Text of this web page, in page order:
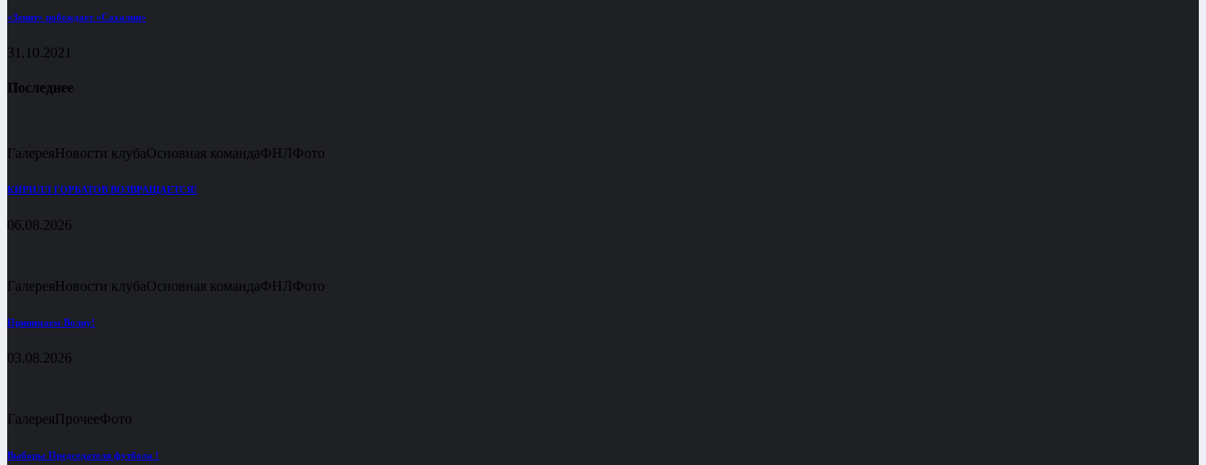
«Зенит» побеждает «Сахалин»
31.10.2021
Последнее
ГалереяНовости клубаОсновная командаФНЛФото
КИРИЛЛ ГОРБАТОВ ВОЗВРАЩАЕТСЯ!
06.08.2026
ГалереяНовости клубаОсновная командаФНЛФото
Принимаем Волну!
03.08.2026
ГалереяПрочееФото
Выборы Председателя футбола !